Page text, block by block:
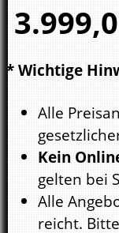
3.999,
* Wichtige
Alle
Kein
gelten bei
Alle
reicht.